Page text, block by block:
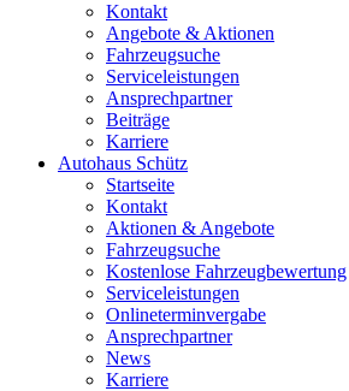
Kontakt
Angebote & Aktionen
Fahrzeugsuche
Serviceleistungen
Ansprechpartner
Beiträge
Karriere
Autohaus Schütz
Startseite
Kontakt
Aktionen & Angebote
Fahrzeugsuche
Kostenlose Fahrzeugbewertung
Serviceleistungen
Onlineterminvergabe
Ansprechpartner
News
Karriere